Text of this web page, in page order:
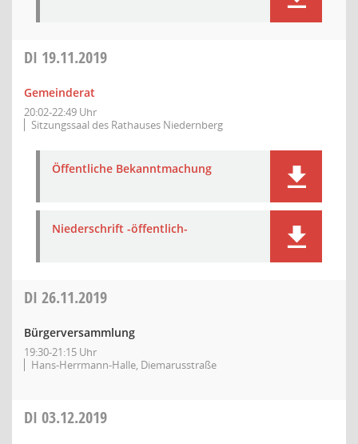
DI 19.11.2019
Gemeinderat
20:02-22:49 Uhr
Sitzungssaal des Rathauses Niedernberg
Öffentliche Bekanntmachung
Niederschrift -öffentlich-
DI 26.11.2019
Bürgerversammlung
19:30-21:15 Uhr
Hans-Herrmann-Halle, Diemarusstraße
DI 03.12.2019